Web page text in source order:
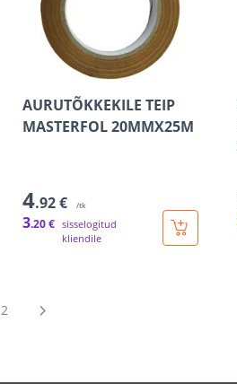
AURUTÕKKEKILE TEIP
MASTERFOL 20MMX25M
4.92 € /tk
3.20 € sisselogitud
kliendile
2